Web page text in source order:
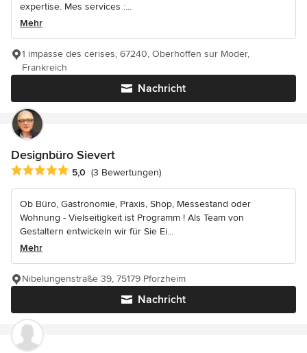
expertise. Mes services :...
Mehr
Nachricht
1 impasse des cerises, 67240, Oberhoffen sur Moder,
Frankreich
Designbüro Sievert
Durchschnittliche Bewertung: 5 von 5 Sternen
5,0 (3 Bewertungen)
Ob Büro, Gastronomie, Praxis, Shop, Messestand oder
Wohnung - Vielseitigkeit ist Programm ! Als Team von
Gestaltern entwickeln wir für Sie Ei...
Mehr
Nachricht
Nibelungenstraße 39, 75179 Pforzheim